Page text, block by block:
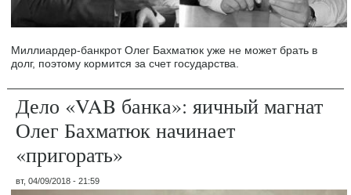
Миллиардер-банкрот Олег Бахматюк уже не может брать в
долг, поэтому кормится за счет государства.
Дело «VAB банка»: яичный магнат
Олег Бахматюк начинает
«пригорать»
вт, 04/09/2018 - 21:59